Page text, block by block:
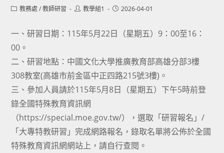
Post教務處 / 教師研習
Post教學組1
Post2026-04-01
一、研習日期：115年5月22日（星期五）9：00至16：
00。
二、研習地點：中國文化大學推廣教育部高雄分部3樓
308教室(高雄市前金區中正四路215號3樓)。
三、參加人員請於115年5月8日（星期五）下午5時前登
錄全國特殊教育資訊網
（https://special.moe.gov.tw/），選取「研習報名」/
「大專特教研習」完成網路報名，錄取名單將公佈於全國
特殊教育資訊網網站上，請自行查閱。